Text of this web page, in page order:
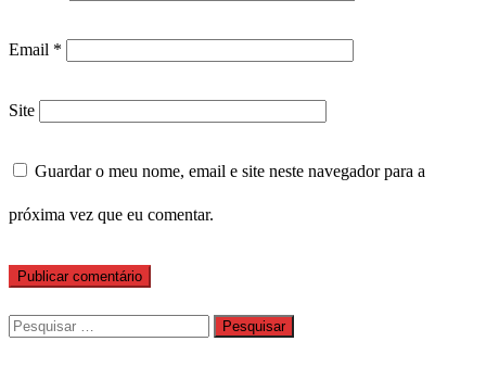
Email *
Site
Guardar o meu nome, email e site neste navegador para a
próxima vez que eu comentar.
Pesquisar
por: